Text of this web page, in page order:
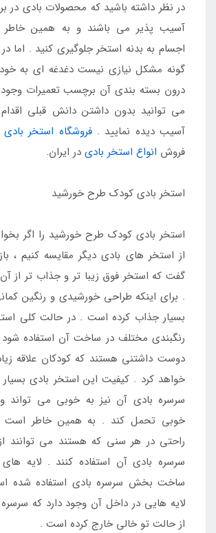
در نظر داشته باشید که محصولات بادی در
آسیب پذیر می باشند و به همین خاطر
اجسام به بدنه استخر جلوگیری کنید . اما
گونه مشکل نیازی نیست دغدغه ای به خود
درون بسته بندی آن برچسب تعمیرات وجود
می توانید بدون داشتن دانش قبلی
آسیب دیده نمایید .فروشگاه استخر بادی
فروش انواع استخر بادی در ایران.
استخر بادی کودک طرح خورشید
استخر بادی کودک طرح خورشید را اگر
از استخر های بادی دیگر مقایسه کنیم ،
گفت که استخر فوق زیبا تر و جذاب تر از
. برای اینکه طراحی خورشیدی و رنگین
بسیار جذاب کرده است . در حالت کلی
رنگبندی مختلف در ساخت آن استفاده
دوست داشتنی هستند که کودکان علاقه
خواهد کرد . کیفیت این استخر بادی
سرسره بادی آن نیز به خوبی می تواند
خوبی تحمل کند . به همین خاطر است
راحتی در هر سنی که هستند می توانند
سرسره بادی آن استفاده کنند . لایه
ساخت بخش سرسره بادی استفاده شده
لایه هایی در داخل آن وجود دارد که
از حالت تو خالی خارج کرده است .